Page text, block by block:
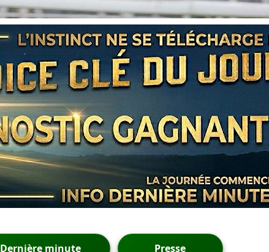
Dernière minute Presse